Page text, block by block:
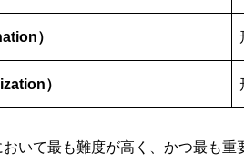
）
）
いて最も難度が高く、かつ最も重